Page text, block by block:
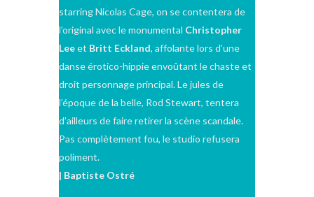
starring Nicolas Cage, on se contentera de
l’original avec le monumental Christopher
Leeet Britt Eckland, affolante lors d’une
danse érotico-hippie envoûtant le chaste et
droit personnage principal. Le jules de
l’époque de la belle, Rod Stewart, tentera
d’ailleurs de faire retirer la scène scandale.
Pas complètement fou, le studio refusera
poliment.
| Baptiste Ostré